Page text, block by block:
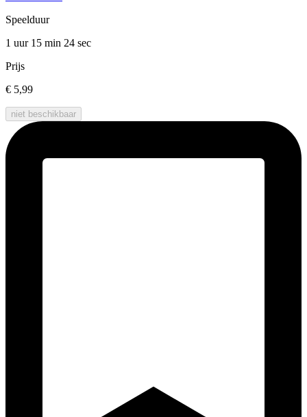
Speelduur
1 uur 15 min 24 sec
Prijs
€ 5,99
niet beschikbaar